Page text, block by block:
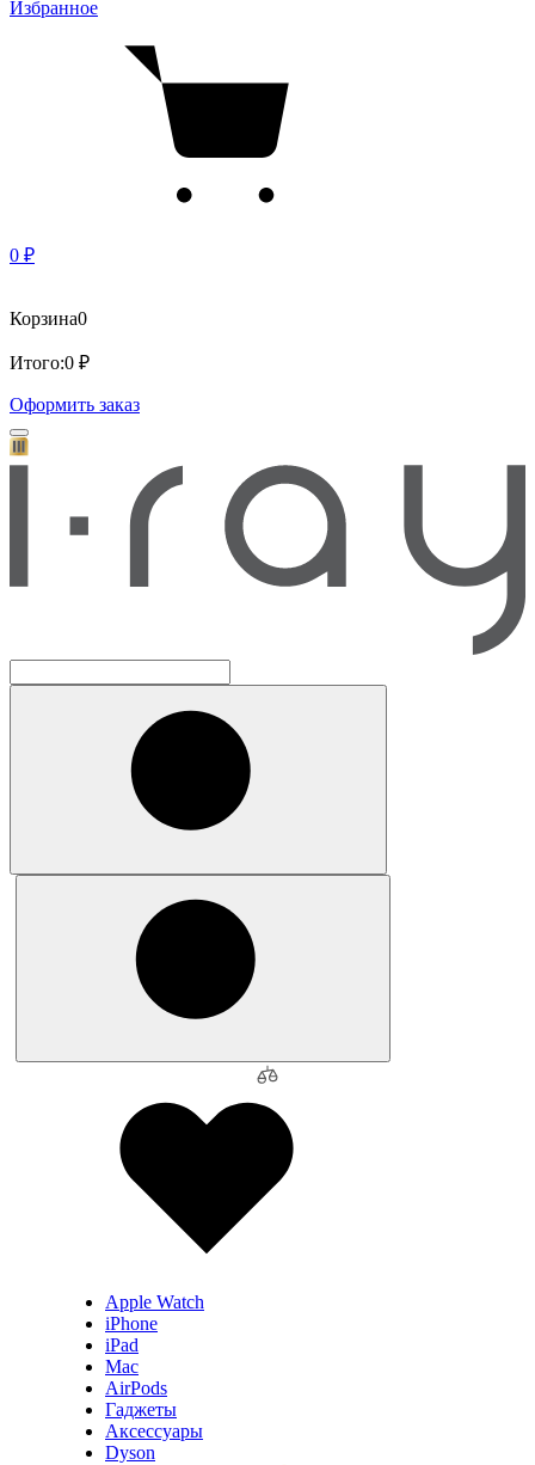
Избранное
0 ₽
Корзина0
Итого:0 ₽
Оформить заказ
Apple Watch
iPhone
iPad
Mac
AirPods
Гаджеты
Аксессуары
Dyson